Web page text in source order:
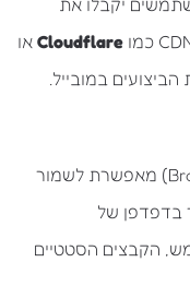
יקבלו את
Cloudflare או
במובייל.
הגדרת מטמון בדפדפן (Browser Caching) מאפשרת לשמור
בדפדפן של
הקבצים הסטטיים